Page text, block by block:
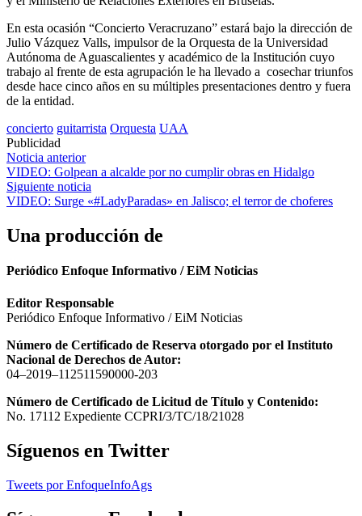
En esta ocasión “Concierto Veracruzano” estará bajo la dirección de
Julio Vázquez Valls, impulsor de la Orquesta de la Universidad
Autónoma de Aguascalientes y académico de la Institución cuyo
trabajo al frente de esta agrupación le ha llevado a cosechar triunfos
desde hace cinco años en su múltiples presentaciones dentro y fuera
de la entidad.
concierto guitarrista Orquesta UAA
Publicidad
Navegación
de
entradas
Noticia anterior
VIDEO: Golpean a alcalde por no cumplir obras en Hidalgo
Siguiente noticia
VIDEO: Surge «#LadyParadas» en Jalisco; el terror de choferes
Una producción de
Periódico Enfoque Informativo / EiM Noticias
Editor Responsable
Periódico Enfoque Informativo / EiM Noticias
Número de Certificado de Reserva otorgado por el Instituto
Nacional de Derechos de Autor:
04–2019–112511590000-203
Número de Certificado de Licitud de Título y Contenido:
No. 17112 Expediente CCPRI/3/TC/18/21028
Síguenos en Twitter
Tweets por EnfoqueInfoAgs